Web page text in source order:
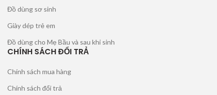
Đồ dùng sơ sinh
Giày dép trẻ em
Đồ dùng cho Mẹ Bầu và sau khi sinh
CHÍNH SÁCH ĐỔI TRẢ
Chính sách mua hàng
Chính sách đổi trả